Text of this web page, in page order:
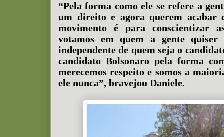
“Pela forma como ele se refere a
um direito e agora querem acabar
movimento é para conscientizar
votamos em quem a gente quiser
independente de quem seja o
candidato Bolsonaro pela forma
merecemos respeito e somos a
ele nunca”, bravejou Daniele.